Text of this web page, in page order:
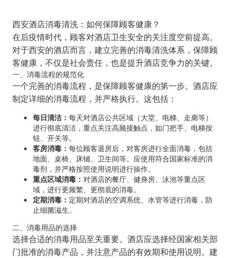
西安酒店消毒清洗：如何保障顾客健康？
在后疫情时代，顾客对酒店卫生安全的关注度空前提高。
对于西安的酒店而言，建立完善的消毒清洗体系，保障顾
客健康，不仅是社会责任，也是提升酒店竞争力的关键。
一、消毒流程的规范化
一个完善的消毒流程，是保障顾客健康的第一步。酒店应
制定详细的消毒流程，并严格执行。这包括：
每日清洁： 每天对酒店公共区域（大堂、电梯、走廊等）
进行彻底清洁，重点关注高频接触点，如门把手、电梯按
钮、开关等。
客房消毒： 每位顾客退房后，对客房进行全面消毒，包括
地面、桌椅、床铺、卫生间等。应使用符合国家标准的消
毒剂，并严格按照使用说明进行操作。
重点区域消毒： 对酒店的餐厅、健身房、泳池等重点区
域，进行更频繁、更彻底的消毒。
定期消毒： 定期对酒店的空调系统、水管等进行消毒，防
止细菌滋生。
二、消毒用品的选择
选择合适的消毒用品至关重要。酒店应选择经国家相关部
门批准的消毒产品，并注意产品的有效期和使用说明。建